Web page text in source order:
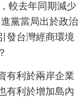
較去年同期減少
黨當局出於政治
發台灣經商環境
有利於兩岸企業
有利於增加島內